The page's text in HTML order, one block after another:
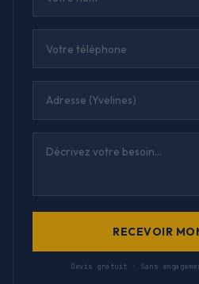
RECEVOIR
Devis gratuit · Sans